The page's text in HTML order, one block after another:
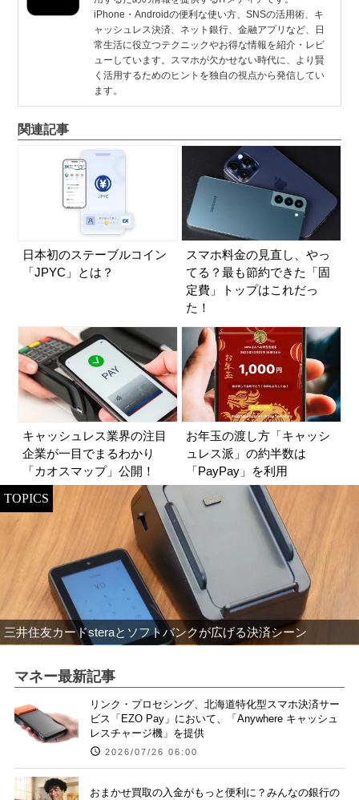
iPhone・Androidの便利な使い方、SNSの活用術、キ
ャッシュレス決済、ネット銀行、金融アプリなど、日
常生活に役立つテクニックやお得な情報を紹介・レビ
ューしています。スマホが欠かせない時代に、より賢
く活用するためのヒントを独自の視点から発信してい
ます。
関連記事
日本初のステーブルコイン
「JPYC」とは？
スマホ料金の見直し、やっ
てる？最も節約できた「固
定費」トップはこれだっ
た！
キャッシュレス業界の注目
企業が一目でまるわかり
「カオスマップ」公開！
お年玉の渡し方「キャッシ
ュレス派」の約半数は
「PayPay」を利用
TOPICS
三井住友カードsteraとソフトバンクが広げる決済シーン
マネー最新記事
リンク・プロセシング、北海道特化型スマホ決済サー
ビス「EZO Pay」において、「Anywhere キャッシュ
レスチャージ機」を提供
2026/07/26 06:00
おまかせ買取の入金がもっと便利に？みんなの銀行の